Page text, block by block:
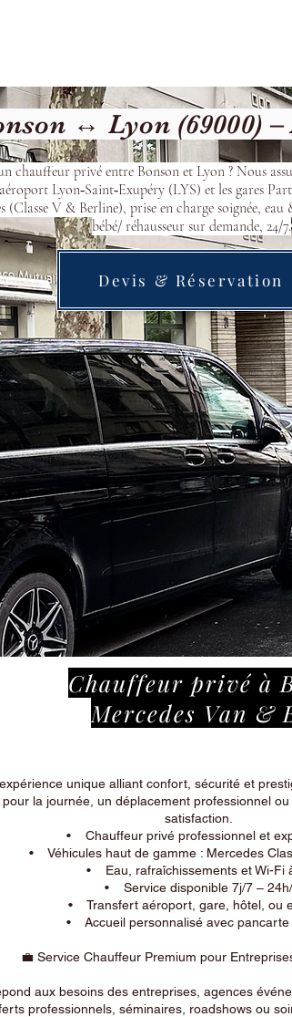
↔ Lyon (69000)
chauffeur privé entre Bonson et Lyon ? Nous
Lyon‑Saint‑Exupéry (LYS) et les gares
(Classe V & Berline), prise en charge soignée,
bébé/ réhausseur sur demande, 24/7.
Devis & Réservation
Chauffeur privé à
Mercedes Van &
unique alliant confort, sécurité et
la journée, un déplacement professionnel
satisfaction.
• Chauffeur privé professionnel et
• Véhicules haut de gamme : Mercedes
• Eau, rafraîchissements et Wi-Fi
• Service disponible 7j/7 –
• Transfert aéroport, gare, hôtel, ou
• Accueil personnalisé avec pancarte
💼 Service Chauffeur Premium pour
aux besoins des entreprises, agences
professionnels, séminaires, roadshows ou